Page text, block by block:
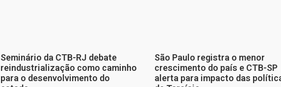
Seminário da CTB-RJ debate
reindustrialização como caminho
para o desenvolvimento do
São Paulo registra o menor
crescimento do país e CTB-SP
alerta para impacto das